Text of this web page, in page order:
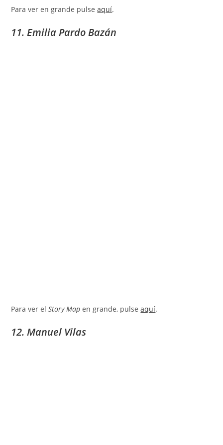
Para ver en grande pulseaquí.
11. Emilia Pardo Bazán
Para ver elStory Map en grande, pulseaquí.
12. Manuel Vilas